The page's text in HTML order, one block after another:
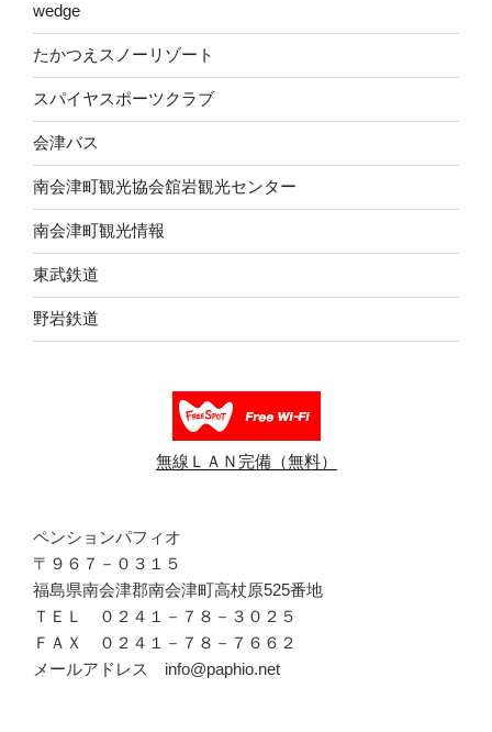
wed​ge
たかつえスノーリゾート
スパイヤスポーツクラブ
会津バス
南会津町観光協会舘岩観光センター
南会津町観光情報
東武鉄道
野岩鉄道
無線ＬＡＮ完備（無料）
ペンションパフィオ
〒９６７－０３１５
福島県南会津郡南会津町高杖原525番地
ＴＥＬ ０２４１－７８－３０２５
ＦＡＸ ０２４１－７８－７６６２
メールアドレス info@paphio.net